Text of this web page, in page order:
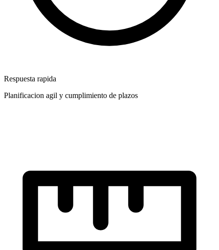
Respuesta rapida
Planificacion agil y cumplimiento de plazos